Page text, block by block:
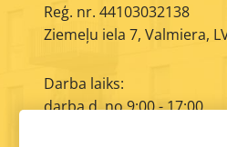
Reģ. nr. 44103032138
Ziemeļu iela 7, Valmiera,
Darba laiks:
darba d. no 9:00 - 17:00